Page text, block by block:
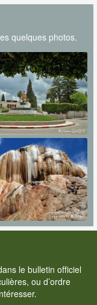
quelques photos.
le bulletin officiel
ou d’ordre